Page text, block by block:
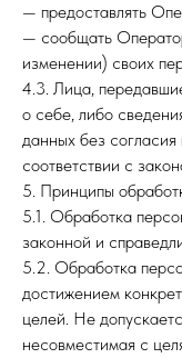
— предоставлять
— сообщать
изменении) своих
4.3. Лица,
о себе, либо
данных без согласия
соответствии с
5. Принципы
5.1. Обработка
законной и
5.2. Обработка
достижением
целей. Не
несовместимая с